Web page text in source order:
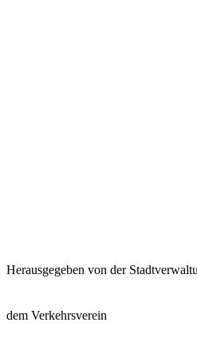
Herausgegeben von der
dem Verkehrsverein